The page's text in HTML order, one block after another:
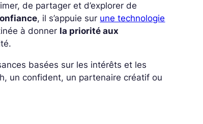
de partager et d’explorer de
, il s’appuie sur une technologie
à donner la priorité aux
basées sur les intérêts et les
un confident, un partenaire créatif ou